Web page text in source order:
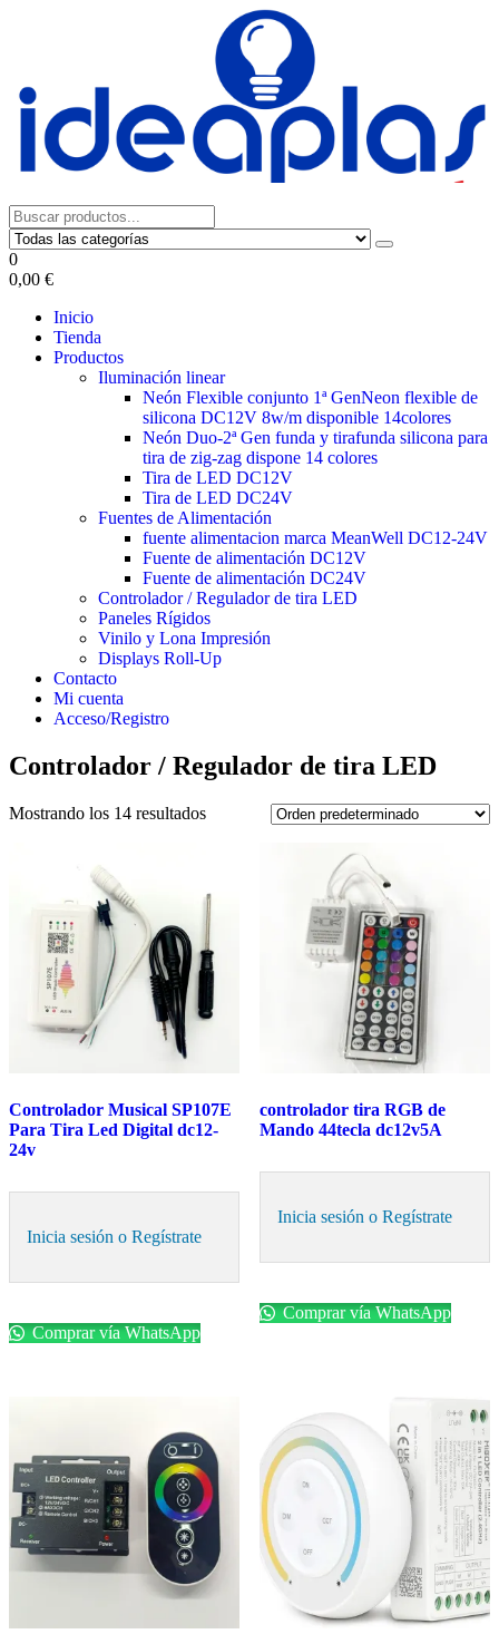
0
0,00 €
Inicio
Tienda
Productos
Iluminación linear
Neón Flexible conjunto 1ª GenNeon flexible de
silicona DC12V 8w/m disponible 14colores
Neón Duo-2ª Gen funda y tirafunda silicona para
tira de zig-zag dispone 14 colores
Tira de LED DC12V
Tira de LED DC24V
Fuentes de Alimentación
fuente alimentacion marca MeanWell DC12-24V
Fuente de alimentación DC12V
Fuente de alimentación DC24V
Controlador / Regulador de tira LED
Paneles Rígidos
Vinilo y Lona Impresión
Displays Roll-Up
Contacto
Mi cuenta
Acceso/Registro
Controlador / Regulador de tira LED
Mostrando los 14 resultados
Controlador Musical SP107E
Para Tira Led Digital dc12-
24v
Inicia sesión o Regístrate
Comprar vía WhatsApp
controlador tira RGB de
Mando 44tecla dc12v5A
Inicia sesión o Regístrate
Comprar vía WhatsApp